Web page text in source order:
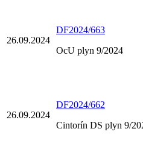
26.09.2024
DF2024/663
OcU plyn 9/2024
26.09.2024
DF2024/662
Cintorín DS plyn 9/